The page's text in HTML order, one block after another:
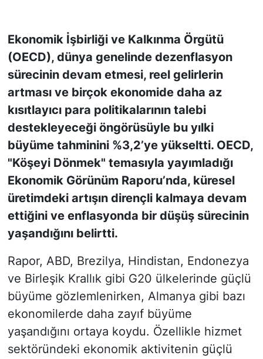
Ekonomik İşbirliği ve Kalkınma Örgütü
(OECD), dünya genelinde dezenflasyon
sürecinin devam etmesi, reel gelirlerin
artması ve birçok ekonomide daha az
kısıtlayıcı para politikalarının talebi
destekleyeceği öngörüsüyle bu yılki
büyüme tahminini %3,2’ye yükseltti. OECD,
"Köşeyi Dönmek" temasıyla yayımladığı
Ekonomik Görünüm Raporu’nda, küresel
üretimdeki artışın dirençli kalmaya devam
ettiğini ve enflasyonda bir düşüş sürecinin
yaşandığını belirtti.
Rapor, ABD, Brezilya, Hindistan, Endonezya
ve Birleşik Krallık gibi G20 ülkelerinde güçlü
büyüme gözlemlenirken, Almanya gibi bazı
ekonomilerde daha zayıf büyüme
yaşandığını ortaya koydu. Özellikle hizmet
sektöründeki ekonomik aktivitenin güçlü
KONGRE TAKVİMİ
RÖPORTAJLAR
BİYOGRAFİLER